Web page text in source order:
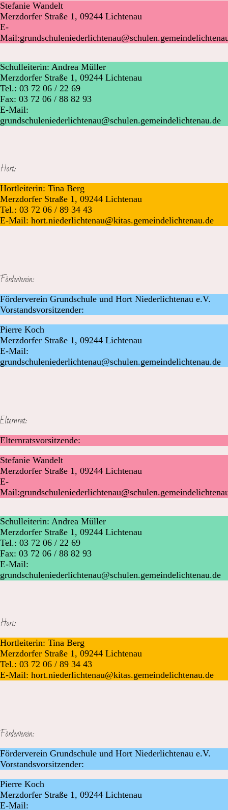
Stefanie Wandelt
Merzdorfer Straße 1, 09244 Lichtenau
E-
Schulleiterin: Andrea Müller
Merzdorfer Straße 1, 09244 Lichtenau
Tel.: 03 72 06 / 22 69
Fax: 03 72 06 / 88 82 93
E-Mail:
grundschuleniederlichtenau@schulen.gemeindelichtenau.de
Hort:
Hortleiterin: Tina Berg
Merzdorfer Straße 1, 09244 Lichtenau
Tel.: 03 72 06 / 89 34 43
E-Mail: hort.niederlichtenau@kitas.gemeindelichtenau.de
Förderverein:
Förderverein Grundschule und Hort Niederlichtenau e.V.
Vorstandsvorsitzender:
Pierre Koch
Merzdorfer Straße 1, 09244 Lichtenau
E-Mail:
grundschuleniederlichtenau@schulen.gemeindelichtenau.de
Elternrat:
Elternratsvorsitzende:
Stefanie Wandelt
Merzdorfer Straße 1, 09244 Lichtenau
E-
Schulleiterin: Andrea Müller
Merzdorfer Straße 1, 09244 Lichtenau
Tel.: 03 72 06 / 22 69
Fax: 03 72 06 / 88 82 93
E-Mail:
grundschuleniederlichtenau@schulen.gemeindelichtenau.de
Hort:
Hortleiterin: Tina Berg
Merzdorfer Straße 1, 09244 Lichtenau
Tel.: 03 72 06 / 89 34 43
E-Mail: hort.niederlichtenau@kitas.gemeindelichtenau.de
Förderverein:
Förderverein Grundschule und Hort Niederlichtenau e.V.
Vorstandsvorsitzender:
Pierre Koch
Merzdorfer Straße 1, 09244 Lichtenau
E-Mail: